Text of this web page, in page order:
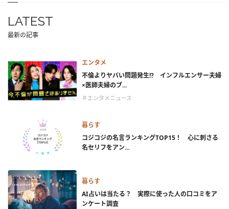
LATEST
最新の記事
エンタメ
不倫よりヤバい問題発生!? インフルエンサー夫婦
×医師夫婦のブ...
＃エンタメニュース
暮らす
コジコジの名言ランキングTOP15！ 心に刺さる
名セリフをアン...
暮らす
AI占いは当たる？ 実際に使った人の口コミをア
ンケート調査